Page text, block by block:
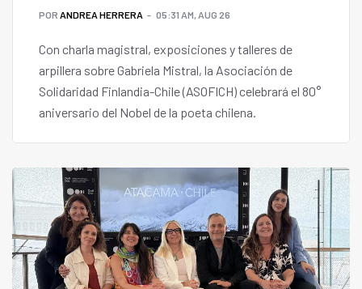
POR ANDREA HERRERA 05:31 AM, AUG 26
Con charla magistral, exposiciones y talleres de
arpillera sobre Gabriela Mistral, la Asociación de
Solidaridad Finlandia-Chile (ASOFICH) celebrará el 80°
aniversario del Nobel de la poeta chilena.